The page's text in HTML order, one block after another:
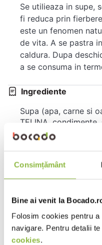
Consimțământ
Bine ai venit la
Folosim cookies pentru
navigare. Pentru detalii
cookies.
Se utilieaza in supe,
fi reduca prin
este un fenomen
de vita. A se pastra
caldura. Dupa
a se consuma in
Ingrediente
Supa (apa, carne si
TELINA,
Pentru prepararea a
700g de carne si
Alergeni
Valori nutritionale
Valoare energetica